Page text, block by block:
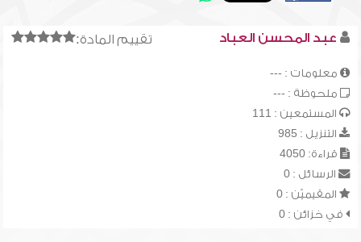
تقييم المادة: عبد المحسن العباد
معلومات : ---
ملحوظة : ---
المستمعين : 111
التنزيل : 985
قراءة: 4050
الرسائل : 0
المقيميّن : 0
في خزائن : 0